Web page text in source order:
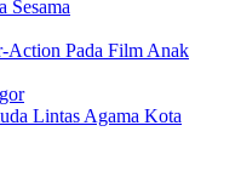
Sesama
Action Pada Film Anak
Lintas Agama Kota